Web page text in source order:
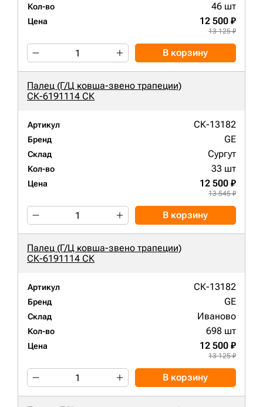
Кол-во 46 шт
Цена 12 500 ₽
13 125 ₽
В корзину
Палец (Г/Ц ковша-звено трапеции)
СК-6191114 СК
Артикул СК-13182
Бренд GE
Склад Сургут
Кол-во 33 шт
Цена 12 500 ₽
13 545 ₽
В корзину
Палец (Г/Ц ковша-звено трапеции)
СК-6191114 СК
Артикул СК-13182
Бренд GE
Склад Иваново
Кол-во 698 шт
Цена 12 500 ₽
13 125 ₽
В корзину